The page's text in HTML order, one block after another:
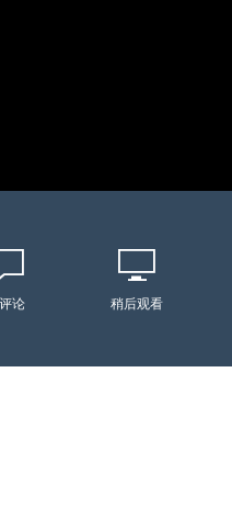
论 稍后观看